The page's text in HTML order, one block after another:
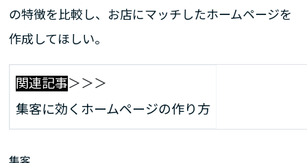
の特徴を比較し、お店にマッチしたホームページを
作成してほしい。
関連記事＞＞＞
集客に効くホームページの作り方